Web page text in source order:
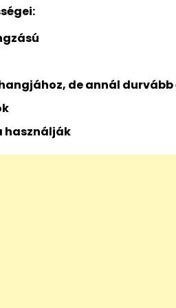
de annál
használják